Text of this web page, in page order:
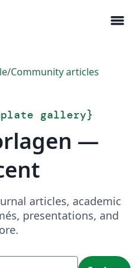
menu
/Community articles
gallery}
—
articles, academic
presentations, and